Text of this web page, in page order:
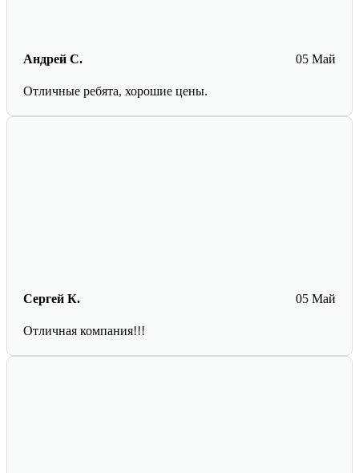
05 Май
Андрей С.
Отличные ребята, хорошие цены.
05 Май
Сергей К.
Отличная компания!!!